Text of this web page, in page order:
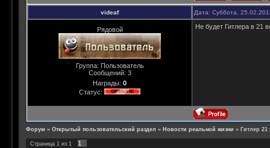
videaf Дата: Суббота,
Рядовой
Группа: Пользователь
Сообщений: 3
Награды: 0
Статус:
Не будет Гитлера в 21
Форум » Открытый пользовательский раздел » Новости реальной жизни » Гитлер 21
Страница 1 из 1 1